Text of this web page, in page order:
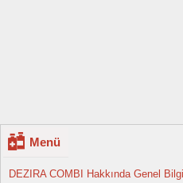
Menü
DEZIRA COMBI Hakkında Genel Bilgi